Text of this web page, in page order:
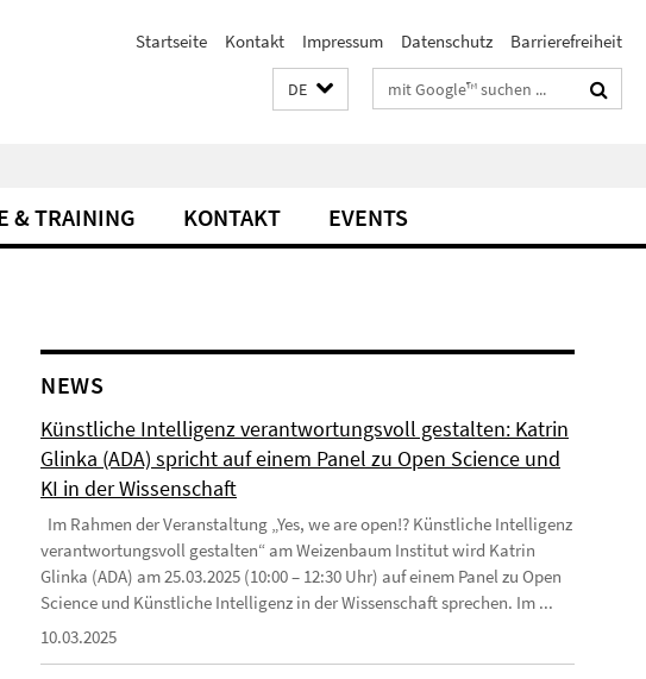
Startseite Kontakt Impressum Datenschutz Barrierefreiheit
DE Suchbegriffe
& TRAINING KONTAKT EVENTS
NEWS
Künstliche Intelligenz verantwortungsvoll gestalten: Katrin
Glinka (ADA) spricht auf einem Panel zu Open Science und
KI in der Wissenschaft
Im Rahmen der Veranstaltung „Yes, we are open!? Künstliche Intelligenz
verantwortungsvoll gestalten“ am Weizenbaum Institut wird Katrin
Glinka (ADA) am 25.03.2025 (10:00 – 12:30 Uhr) auf einem Panel zu Open
Science und Künstliche Intelligenz in der Wissenschaft sprechen. Im ...
10.03.2025